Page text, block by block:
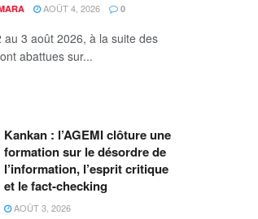
AOÛT 4, 2026 0
au 3 août 2026, à la suite des
abattues sur...
Kankan : l’AGEMI clôture une
formation sur le désordre de
l’information, l’esprit critique
et le fact-checking
AOÛT 3, 2026